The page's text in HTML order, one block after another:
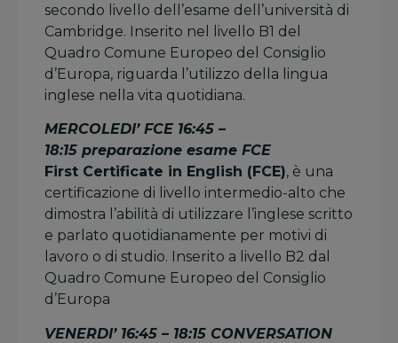
secondo livello dell’esame dell’università di
Cambridge. Inserito nel livello B1 del
Quadro Comune Europeo del Consiglio
d’Europa, riguarda l’utilizzo della lingua
inglese nella vita quotidiana.
MERCOLEDI’ FCE 16:45 –
18:15 preparazione esame FCE
First Certificate in English (FCE), è una
certificazione di livello intermedio-alto che
dimostra l’abilità di utilizzare l’inglese scritto
e parlato quotidianamente per motivi di
lavoro o di studio. Inserito a livello B2 dal
Quadro Comune Europeo del Consiglio
d’Europa
VENERDI’ 16:45 – 18:15 CONVERSATION